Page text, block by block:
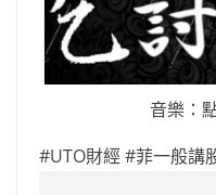
音樂：
#UTO財經 #菲一般講